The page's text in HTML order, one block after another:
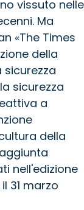
vissuto nelle
Ma
«The Times
della
sicurezza
sicurezza
a
della
nell'edizione
31 marzo